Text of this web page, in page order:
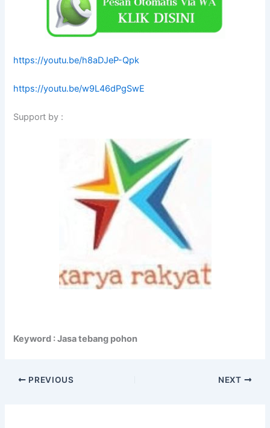
https://youtu.be/h8aDJeP-Qpk
https://youtu.be/w9L46dPgSwE
Support by :
Keyword : Jasa tebang pohon
PREVIOUS NEXT